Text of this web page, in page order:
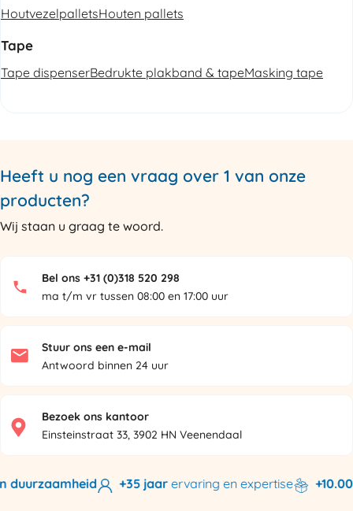
HoutvezelpalletsHouten pallets
Tape
Tape dispenserBedrukte plakband & tapeMasking tape
Heeft u nog een vraag over 1 van onze
producten?
Wij staan u graag te woord.
Bel ons +31 (0)318 520 298
ma t/m vr tussen 08:00 en 17:00 uur
Stuur ons een e-mail
Antwoord binnen 24 uur
Bezoek ons kantoor
Einsteinstraat 33, 3902 HN Veenendaal
+35 jaarervaring en expertise